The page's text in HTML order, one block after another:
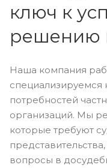
ключ к
решению
Наша компания
специализируемся
потребностей
организаций. Мы
которые требуют
вопросы в